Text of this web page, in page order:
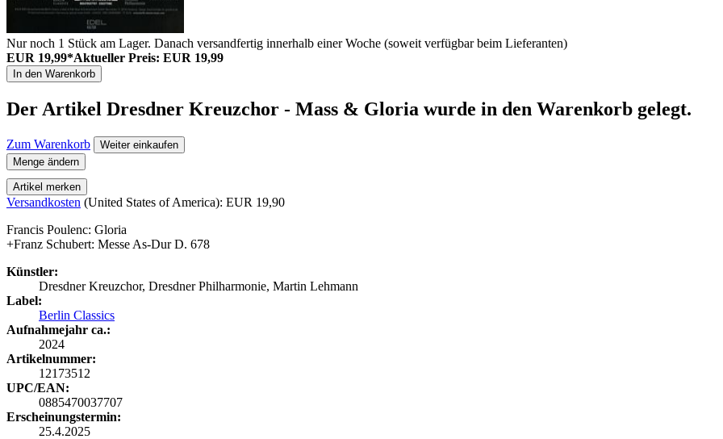
Nur noch 1 Stück am Lager. Danach versandfertig innerhalb einer Woche (soweit verfügbar beim Lieferanten)
EUR 19,99*Aktueller Preis: EUR 19,99
In den Warenkorb
Der Artikel Dresdner Kreuzchor - Mass & Gloria wurde in den Warenkorb gelegt.
Zum Warenkorb
Weiter einkaufen
Menge ändern
Artikel merken
Versandkosten (United States of America): EUR 19,90
Francis Poulenc: Gloria
+Franz Schubert: Messe As-Dur D. 678
Künstler:
Dresdner Kreuzchor, Dresdner Philharmonie, Martin Lehmann
Label:
Berlin Classics
Aufnahmejahr ca.:
2024
Artikelnummer:
12173512
UPC/EAN:
0885470037707
Erscheinungstermin:
25.4.2025